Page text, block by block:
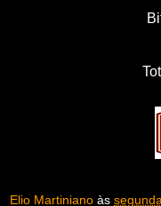
Elio Martiniano às